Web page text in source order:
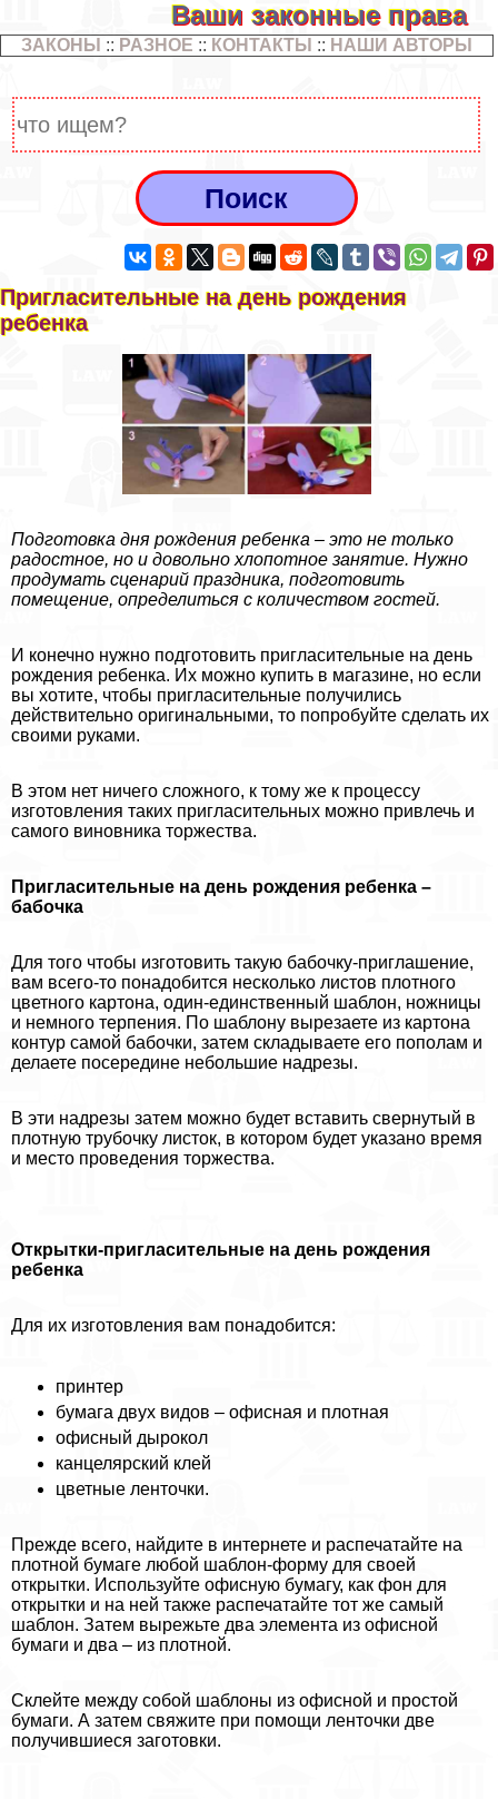
Ваши законные права
ЗАКОНЫ :: РАЗНОЕ :: КОНТАКТЫ :: НАШИ АВТОРЫ
Пригласительные на день рождения
ребенка
Подготовка дня рождения ребенка – это не только
радостное, но и довольно хлопотное занятие. Нужно
продумать сценарий праздника, подготовить
помещение, определиться с количеством гостей.
И конечно нужно подготовить пригласительные на день
рождения ребенка. Их можно купить в магазине, но если
вы хотите, чтобы пригласительные получились
действительно оригинальными, то попробуйте сделать их
своими руками.
В этом нет ничего сложного, к тому же к процессу
изготовления таких пригласительных можно привлечь и
самого виновника торжества.
Пригласительные на день рождения ребенка –
бабочка
Для того чтобы изготовить такую бабочку-приглашение,
вам всего-то понадобится несколько листов плотного
цветного картона, один-единственный шаблон, ножницы
и немного терпения. По шаблону вырезаете из картона
контур самой бабочки, затем складываете его пополам и
делаете посередине небольшие надрезы.
В эти надрезы затем можно будет вставить свернутый в
плотную трубочку листок, в котором будет указано время
и место проведения торжества.
Открытки-пригласительные на день рождения
ребенка
Для их изготовления вам понадобится:
принтер
бумага двух видов – офисная и плотная
офисный дырокол
канцелярский клей
цветные ленточки.
Прежде всего, найдите в интернете и распечатайте на
плотной бумаге любой шаблон-форму для своей
открытки. Используйте офисную бумагу, как фон для
открытки и на ней также распечатайте тот же самый
шаблон. Затем вырежьте два элемента из офисной
бумаги и два – из плотной.
Склейте между собой шаблоны из офисной и простой
бумаги. А затем свяжите при помощи ленточки две
получившиеся заготовки.